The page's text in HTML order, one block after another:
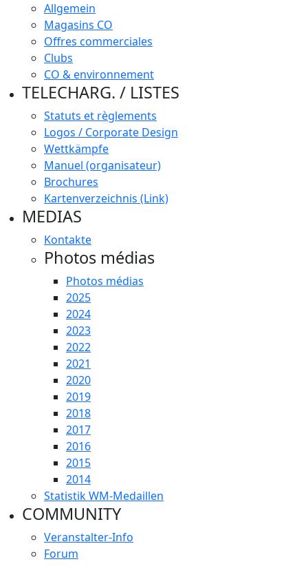
Allgemein
Magasins CO
Offres commerciales
Clubs
CO & environnement
TELECHARG. / LISTES
Statuts et règlements
Logos / Corporate Design
Wettkämpfe
Manuel (organisateur)
Brochures
Kartenverzeichnis (Link)
MEDIAS
Kontakte
Photos médias
Photos médias
2025
2024
2023
2022
2021
2020
2019
2018
2017
2016
2015
2014
Statistik WM-Medaillen
COMMUNITY
Veranstalter-Info
Forum